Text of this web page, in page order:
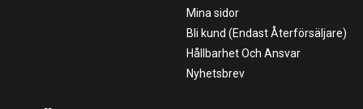
Mina sidor
Bli kund (Endast Återförsäljare)
Hållbarhet Och Ansvar
Nyhetsbrev